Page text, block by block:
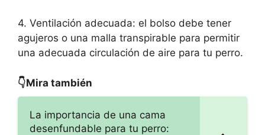
4. Ventilación adecuada: el bolso debe tener
agujeros o una malla transpirable para permitir
una adecuada circulación de aire para tu perro.
👇Mira también
La importancia de una cama
desenfundable para tu perro: